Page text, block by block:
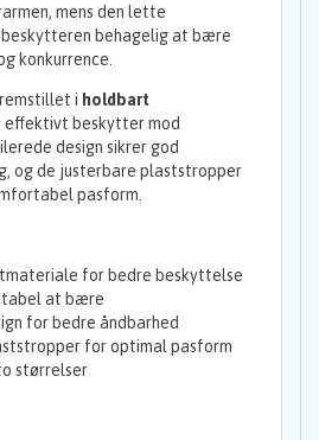
mens den lette
behagelig at bære
konkurrence.
i holdbart
effektivt beskytter mod
design sikrer god
og de justerbare plaststropper
pasform.
for bedre beskyttelse
at bære
for bedre åndbarhed
for optimal pasform
størrelser